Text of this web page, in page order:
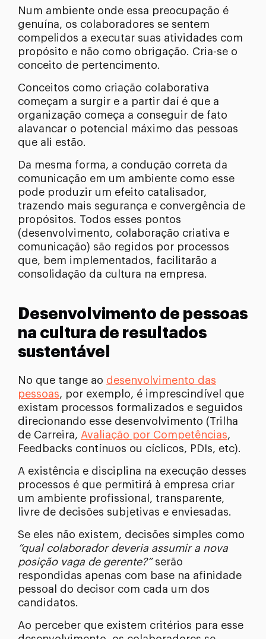
Num ambiente onde essa preocupação é
genuína, os colaboradores se sentem
compelidos a executar suas atividades com
propósito e não como obrigação. Cria-se o
conceito de pertencimento.
Conceitos como criação colaborativa
começam a surgir e a partir daí é que a
organização começa a conseguir de fato
alavancar o potencial máximo das pessoas
que ali estão.
Da mesma forma, a condução correta da
comunicação em um ambiente como esse
pode produzir um efeito catalisador,
trazendo mais segurança e convergência de
propósitos. Todos esses pontos
(desenvolvimento, colaboração criativa e
comunicação) são regidos por processos
que, bem implementados, facilitarão a
consolidação da cultura na empresa.
Desenvolvimento de pessoas
na cultura de resultados
sustentável
No que tange ao desenvolvimento das
pessoas, por exemplo, é imprescindível que
existam processos formalizados e seguidos
direcionando esse desenvolvimento (Trilha
de Carreira, Avaliação por Competências,
Feedbacks contínuos ou cíclicos, PDIs, etc).
A existência e disciplina na execução desses
processos é que permitirá à empresa criar
um ambiente profissional, transparente,
livre de decisões subjetivas e enviesadas.
Se eles não existem, decisões simples como
“qual colaborador deveria assumir a nova
posição vaga de gerente?”serão
respondidas apenas com base na afinidade
pessoal do decisor com cada um dos
candidatos.
Ao perceber que existem critérios para esse